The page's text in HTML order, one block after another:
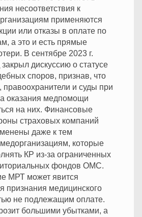
несоответствия к
применяются
или отказы в оплате по
а это и есть прямые
В сентябре 2023 г.
дискуссию о статусе
споров, признав, что
и суды при
оказания медпомощи
на них. Финансовые
страховых компаний
даже к тем
которые
КР из-за ограниченных
фондов ОМС.
МРТ может явится
признания медицинского
не подлежащим оплате.
большими убытками, а